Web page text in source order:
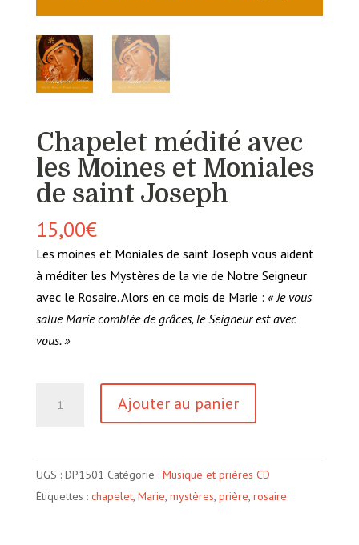
Chapelet médité avec
les Moines et Moniales
de saint Joseph
15,00€
Les moines et Moniales de saint Joseph vous aident
à méditer les Mystères de la vie de Notre Seigneur
avec le Rosaire.Alors en ce mois de Marie : « Je vous
salue Marie comblée de grâces, le Seigneur est avec
vous. »
médité
avec
les
Ajouter au panier
UGS : DP1501 Catégorie : Musique et prières CD
Étiquettes : chapelet, Marie, mystères, prière, rosaire